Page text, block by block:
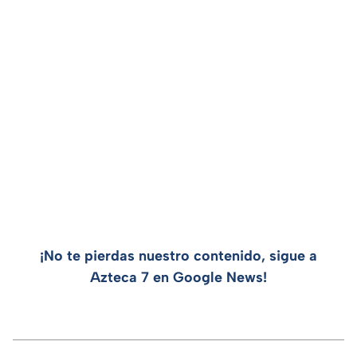
¡No te pierdas nuestro contenido, sigue a
Azteca 7 en Google News!